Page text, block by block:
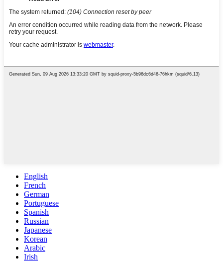
English
French
German
Portuguese
Spanish
Russian
Japanese
Korean
Arabic
Irish